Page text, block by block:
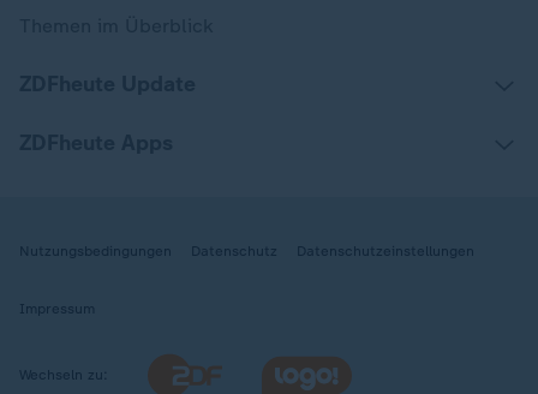
Nutzungsbedingungen Datenschutz Datenschutzeinstellungen
Impressum
Wechseln zu: